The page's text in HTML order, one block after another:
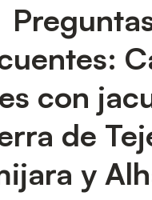
con
de
y